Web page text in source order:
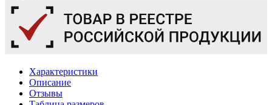
Характеристики
Описание
Отзывы